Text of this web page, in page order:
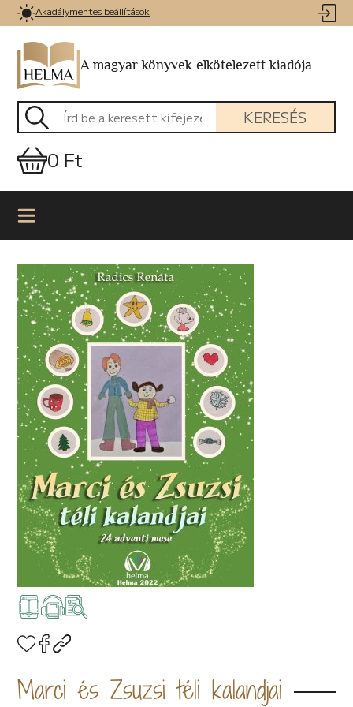
Akadálymentes beállítások
A magyar könyvek elkötelezett kiadója
KERESÉS
0 Ft
Marci és Zsuzsi téli kalandjai